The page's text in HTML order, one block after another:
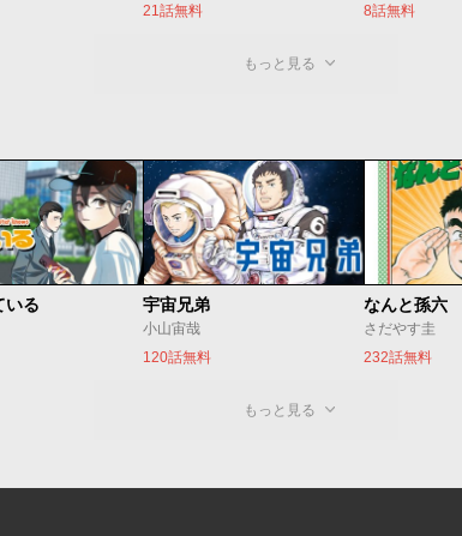
21話無料
8話無料
もっと見る
いる 宇宙兄弟
小山宙哉
120話無料
なんと孫六
さだやす圭
232話無料
もっと見る